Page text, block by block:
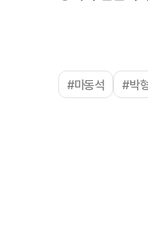
#마동석 #박